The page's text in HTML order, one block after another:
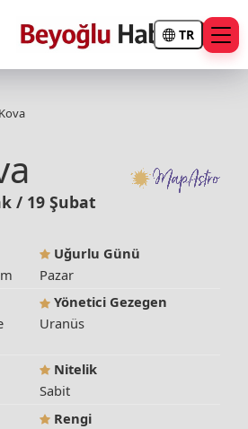
TR
Kova
/ 19 Şubat
Uğurlu Günü
Pazar
Yönetici Gezegen
Uranüs
Nitelik
Sabit
Rengi